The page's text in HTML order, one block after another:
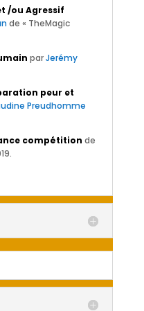
/ou Agressif
de « TheMagic
parJerémy
peur et
Preudhomme
compétition de